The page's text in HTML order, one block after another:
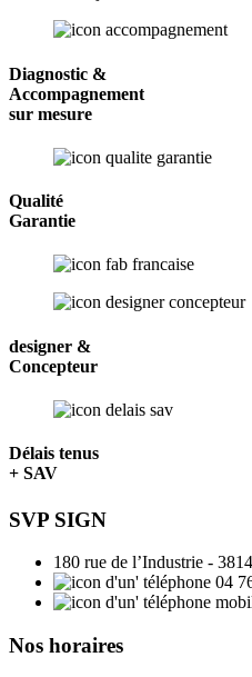
Diagnostic &
Accompagnement
sur mesure
Qualité
Garantie
designer &
Concepteur
Délais tenus
+ SAV
SVP SIGN
180 rue de l’Industrie -
04
Nos horaires